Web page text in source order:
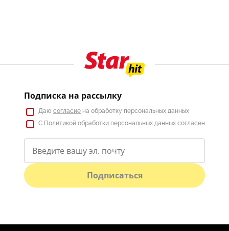
Подписка на рассылку
Даю согласие на обработку персональных данных
С Политикой обработки персональных данных согласен
Подписаться